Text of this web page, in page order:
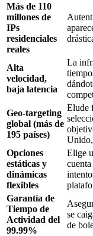
Más de 110
millones de
IPs
residenciales
reales
Alta
velocidad,
baja latencia
La
Geo-targeting
global (más de
195 países)
Elude
Opciones
estáticas y
dinámicas
flexibles
Elige
Garantía de
Tiempo de
Actividad del
99.99%
se
de